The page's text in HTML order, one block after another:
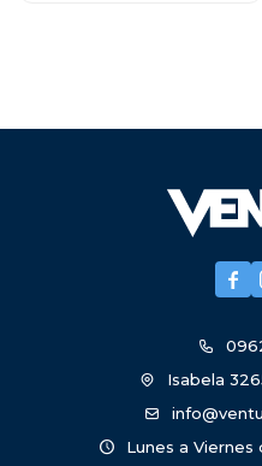

Isabela
Lunes a Viernes